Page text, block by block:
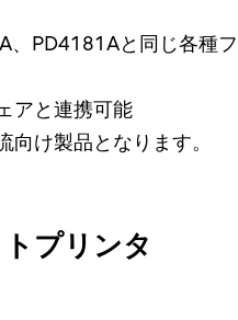
、PD4181Aと同じ各種
アと連携可能
向け製品となります。
プリンタ